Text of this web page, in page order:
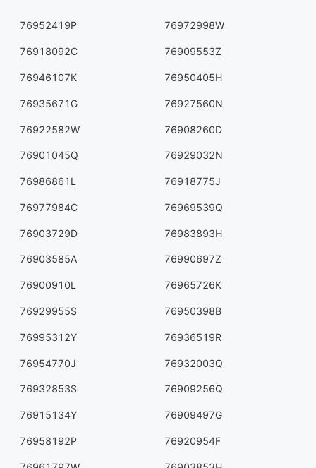
76952419P 76972998W
76918092C 76909553Z
76946107K 76950405H
76935671G 76927560N
76922582W 76908260D
76901045Q 76929032N
76986861L 76918775J
76977984C 76969539Q
76903729D 76983893H
76903585A 76990697Z
76900910L 76965726K
76929955S 76950398B
76995312Y 76936519R
76954770J 76932003Q
76932853S 76909256Q
76915134Y 76909497G
76958192P 76920954F